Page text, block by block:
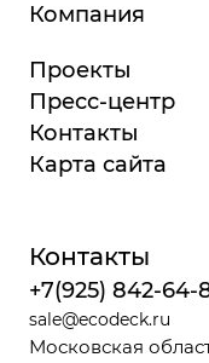
Компания
Проекты
Пресс-центр
Контакты
Карта сайта
Контакты
+7(925) 842-64-
sale@ecodeck.ru
Московская